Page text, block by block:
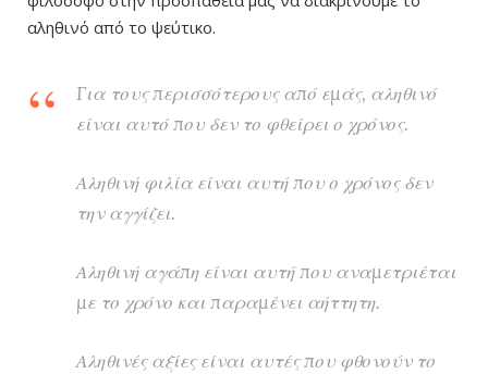
αληθινό από το ψεύτικο.
Για τους περισσότερους από εμάς, αληθινό
είναι αυτό που δεν το φθείρει ο χρόνος.
Αληθινή φιλία είναι αυτή που ο χρόνος δεν
την αγγίζει.
Αληθινή αγάπη είναι αυτή που αναμετριέται
με το χρόνο και παραμένει αήττητη.
Αληθινές αξίες είναι αυτές που φθονούν το